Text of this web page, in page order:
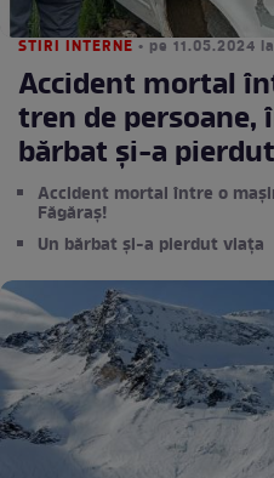
STIRI INTERNE • pe 11.05.2024
Accident mortal
tren de persoane, în
bărbat și-a
Accident mortal între o
Făgăraș!
Un bărbat și-a pierdut viața